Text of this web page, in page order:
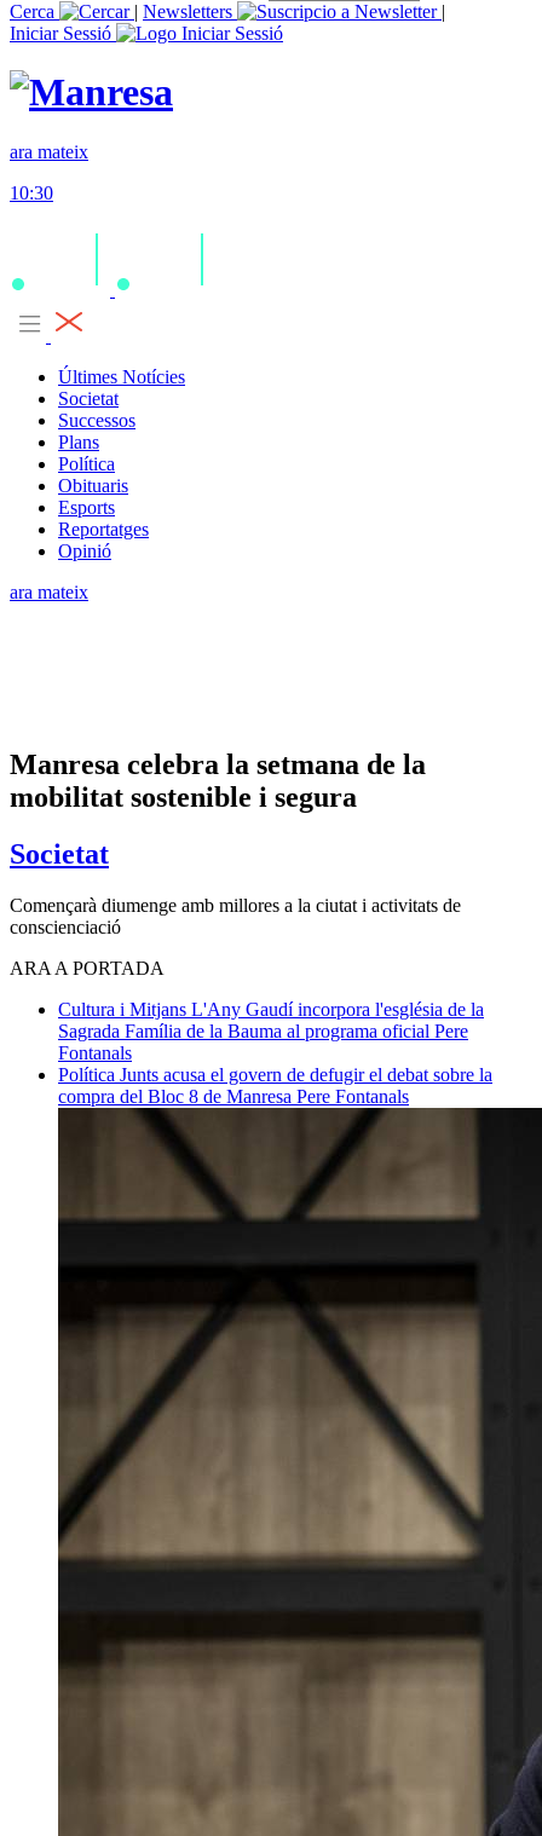
Cerca
| Newsletters
|
Iniciar Sessió
ara mateix
10:30
Últimes Notícies
Societat
Successos
Plans
Política
Obituaris
Esports
Reportatges
Opinió
ara mateix
Manresa celebra la setmana de la
mobilitat sostenible i segura
Societat
Començarà diumenge amb millores a la ciutat i activitats de
conscienciació
ARA A PORTADA
Cultura i Mitjans L'Any Gaudí incorpora l'església de la
Sagrada Família de la Bauma al programa oficial Pere
Fontanals
Política Junts acusa el govern de defugir el debat sobre la
compra del Bloc 8 de Manresa Pere Fontanals